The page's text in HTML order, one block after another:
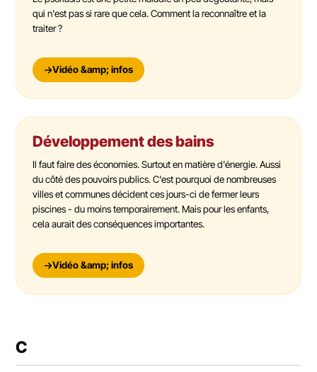
qui n'est pas si rare que cela. Comment la reconnaître et la
traiter ?
Vidéo &amp; infos
Développement des bains
Il faut faire des économies. Surtout en matière d'énergie. Aussi
du côté des pouvoirs publics. C'est pourquoi de nombreuses
villes et communes décident ces jours-ci de fermer leurs
piscines - du moins temporairement. Mais pour les enfants,
cela aurait des conséquences importantes.
Vidéo &amp; infos
C